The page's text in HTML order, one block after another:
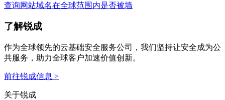
查询网站域名在全球范围内是否被墙
了解锐成
作为全球领先的云基础安全服务公司，我们坚持让安全成为公
共服务，助力全球客户加速价值创新。
前往锐成信息 >
关于锐成